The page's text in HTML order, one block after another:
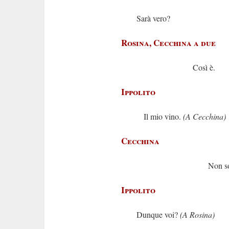
Sarà vero?
Rosina, Cecchina a due
Così è.
Ippolito
Il mio vino. (A Cecchina)
Cecchina
Non so
Ippolito
Dunque voi?(A Rosina)